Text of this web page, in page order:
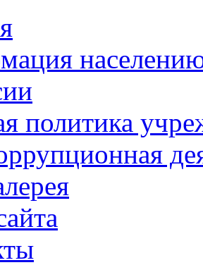
политика